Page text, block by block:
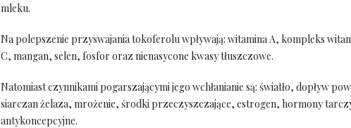
mleku.
Na polepszenie przyswajania tokoferolu wpływają: witamina A, kompleks
C, mangan, selen, fosfor oraz nienasycone kwasy tłuszczowe.
Natomiast czynnikami pogarszającymi jego wchłanianie są: światło, dopływ
siarczan żelaza, mrożenie, środki przeczyszczające, estrogen, hormony
antykoncepcyjne.